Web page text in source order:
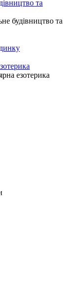
та
будівництво та
езотерика